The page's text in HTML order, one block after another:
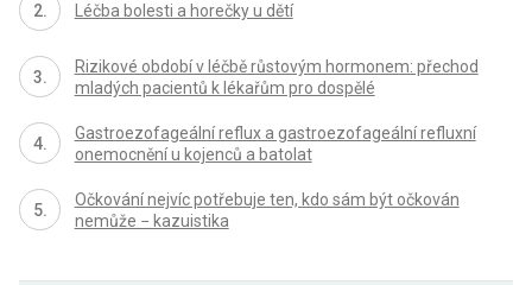
Léčba bolesti a horečky u dětí
Rizikové období v léčbě růstovým hormonem: přechod
mladých pacientů k lékařům pro dospělé
Gastroezofageální reflux a gastroezofageální refluxní
onemocnění u kojenců a batolat
Očkování nejvíc potřebuje ten, kdo sám být očkován
nemůže − kazuistika